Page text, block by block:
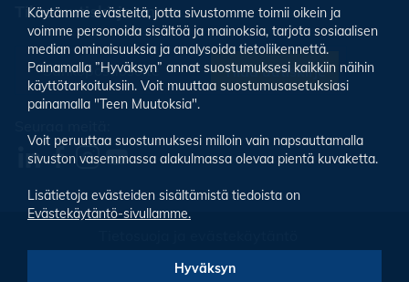
Tilaa uutiskirjeemme
Tilaa uutiskirje
Evästeiden asetukset
Käytämme evästeitä, jotta sivustomme toimii oikein ja
voimme personoida sisältöä ja mainoksia, tarjota sosiaalisen
median ominaisuuksia ja analysoida tietoliikennettä.
Painamalla ”Hyväksyn” annat suostumuksesi kaikkiin näihin
käyttötarkoituksiin. Voit muuttaa suostumusasetuksiasi
painamalla "Teen Muutoksia".
Voit peruuttaa suostumuksesi milloin vain napsauttamalla
sivuston vasemmassa alakulmassa olevaa pientä kuvaketta.
Lisätietoja evästeiden sisältämistä tiedoista on
Evästekäytäntö-sivullamme.
Hyväksyn